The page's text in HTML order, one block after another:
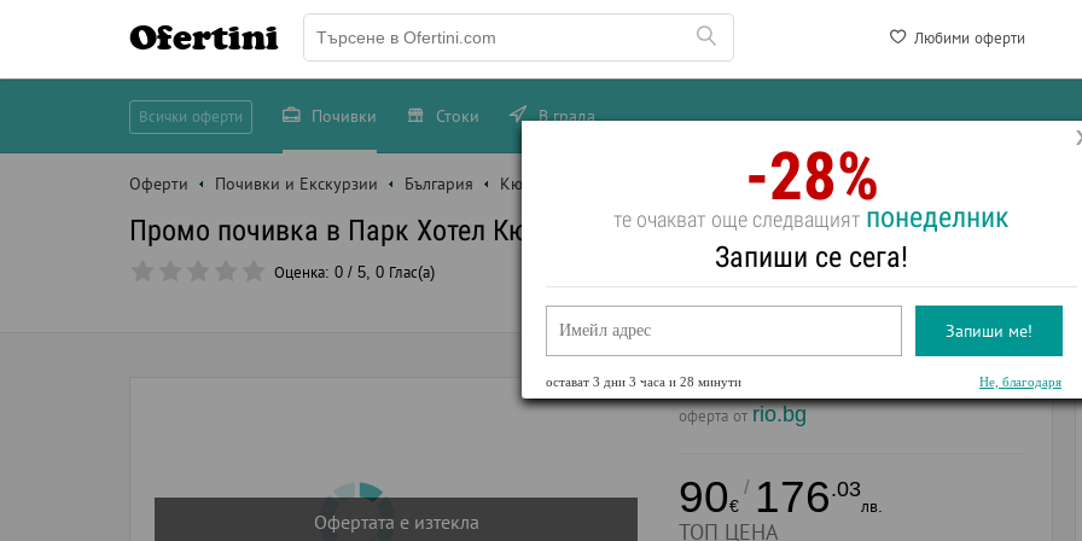
Любими оферти
Ofertini
Всички оферти Почивки Стоки В града
Оферти Почивки и Екскурзии България Кюстендил
Промо почивка в Парк Хотел Кюстендил – 4 звезди, закуски, вечеря,
Оценка: 0 / 5, 0 Глас(а)
Офертата е изтекла
оферта от rio.bg
90€
/ 176.03
лв.
ТОП ЦЕНА
-28%
те очакват още следващият понеделник
Запиши се сега!
Запиши ме!
остават 3 дни 3 часа и 28 минути Не, благодаря